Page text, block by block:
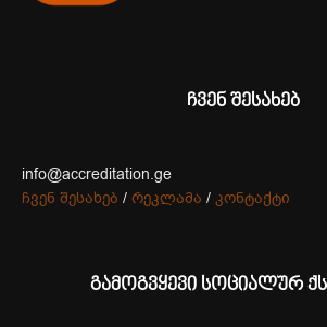
ჩვენ შესახებ
info@accreditation.ge
ჩვენ შესახებ / რეკლამა / კონტაქტი
გამოგვყევი სოციალურ